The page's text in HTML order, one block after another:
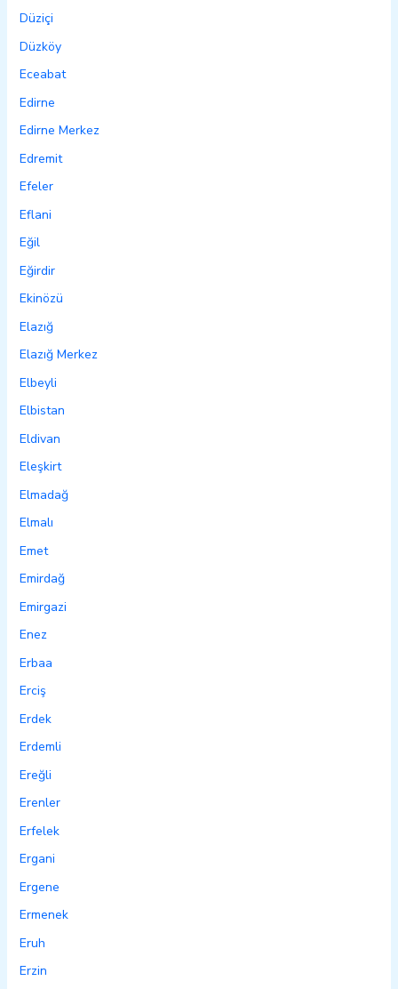
Düziçi
Düzköy
Eceabat
Edirne
Edirne Merkez
Edremit
Efeler
Eflani
Eğil
Eğirdir
Ekinözü
Elazığ
Elazığ Merkez
Elbeyli
Elbistan
Eldivan
Eleşkirt
Elmadağ
Elmalı
Emet
Emirdağ
Emirgazi
Enez
Erbaa
Erciş
Erdek
Erdemli
Ereğli
Erenler
Erfelek
Ergani
Ergene
Ermenek
Eruh
Erzin